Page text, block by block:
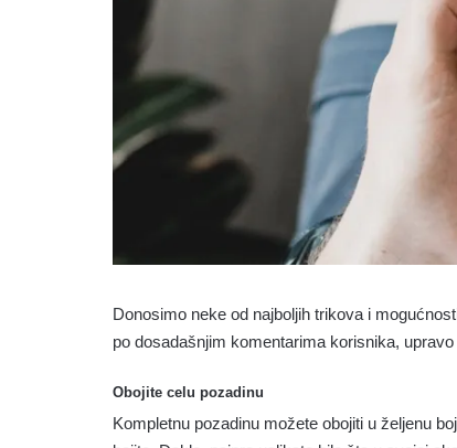
Donosimo neke od najboljih trikova i
po dosadašnjim komentarima korisnika,
Obojite celu pozadinu
Kompletnu pozadinu možete obojiti u željenu